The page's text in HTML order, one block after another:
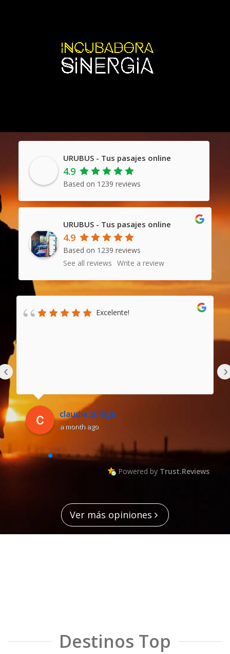
URUBUS - Tus pasajes online
4.9
Based on 1239 reviews
URUBUS - Tus pasajes online
4.9
Based on 1239 reviews
See all reviews Write a review
Excelente!
claudia zúñiga
a month ago
‹ ›
Powered by Trust.Reviews
Ver más opiniones
Destinos Top